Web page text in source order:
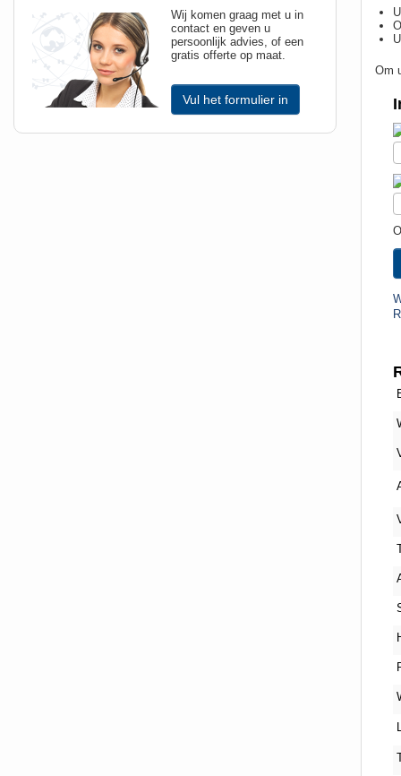
Om
Wij komen graag met u in
contact en geven u
persoonlijk advies, of een
gratis offerte op maat.
Vul het formulier in